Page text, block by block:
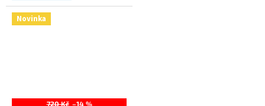
Novinka
720 Kč –14 %